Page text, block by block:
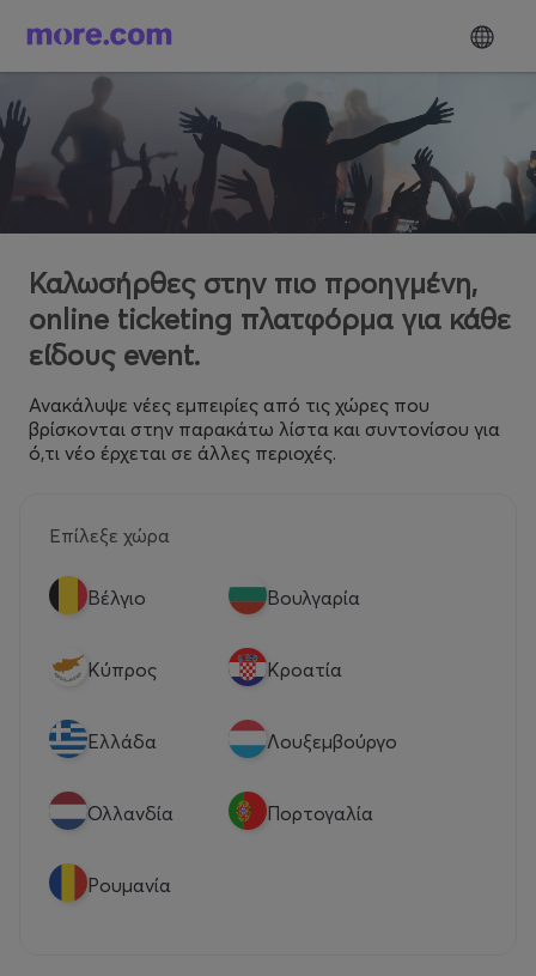
Καλωσήρθες στην πιο προηγμένη,
online ticketing πλατφόρμα για κάθε
είδους event.
Ανακάλυψε νέες εμπειρίες από τις χώρες που
βρίσκονται στην παρακάτω λίστα και συντονίσου για
ό,τι νέο έρχεται σε άλλες περιοχές.
Επίλεξε χώρα
Βέλγιο Βουλγαρία
Κύπρος Κροατία
Eλλάδα Λουξεμβούργο
Ολλανδία Πορτογαλία
Ρουμανία